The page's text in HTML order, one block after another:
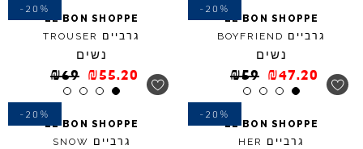
-20%
LE BONSHOPPE
גרביים BOYFRIEND
נשים
₪59 ₪47.20
-20%
LE BONSHOPPE
גרביים TROUSER
נשים
₪69 ₪55.20
-20%
LE BONSHOPPE
גרביים HER
-20%
LE BONSHOPPE
גרביים SNOW